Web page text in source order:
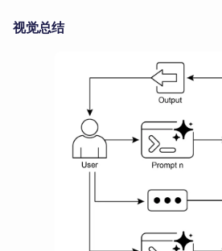
视觉总结